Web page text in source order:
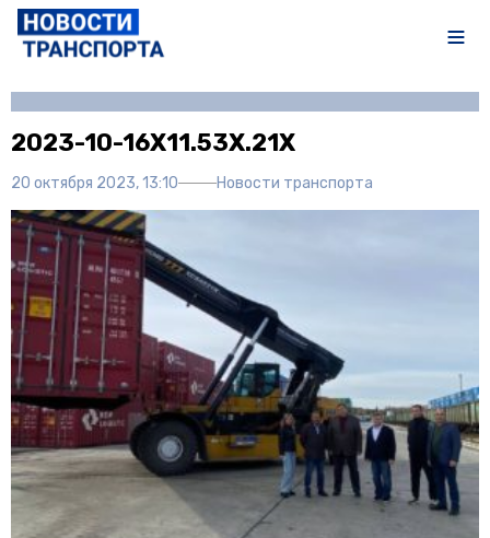
2023-10-16X11.53X.21X
20 октября 2023, 13:10 Новости транспорта